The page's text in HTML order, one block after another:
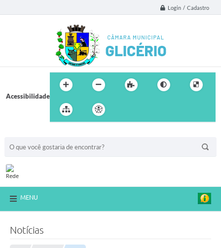
Login / Cadastro
Acessibilidade
MENU
Notícias